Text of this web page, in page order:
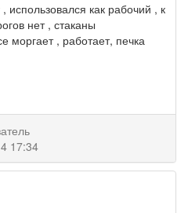
как рабочий , к
нет , стаканы
моргает , работает, печка
17:34